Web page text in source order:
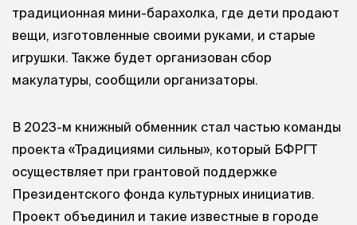
традиционная мини-барахолка, где дети продают
вещи, изготовленные своими руками, и старые
игрушки. Также будет организован сбор
макулатуры, сообщили организаторы.
В 2023-м книжный обменник стал частью команды
проекта «Традициями сильны», который БФРГТ
осуществляет при грантовой поддержке
Президентского фонда культурных инициатив.
Проект объединил и такие известные в городе